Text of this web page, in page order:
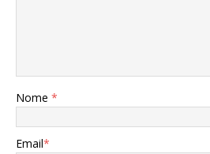
Nome *
Email*